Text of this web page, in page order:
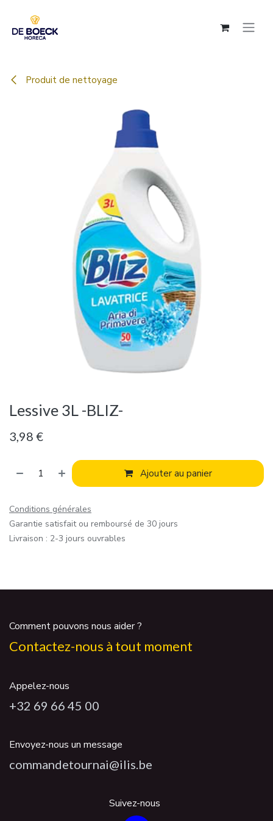
Produit de nettoyage
Lessive 3L -BLIZ-
3,98 €
Ajouter au panier
Conditions générales
Garantie satisfait ou remboursé de 30 jours
Livraison : 2-3 jours ouvrables
Comment pouvons nous aider ?
Contactez-nous à tout moment
Appelez-nous
+32 69 66 45 00
Envoyez-nous un message
commandetournai@ilis.be
Suivez-nous